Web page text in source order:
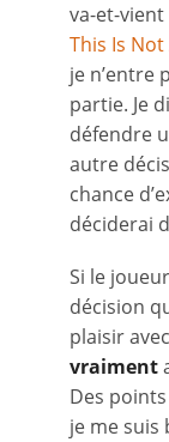
va-et-vient
This Is
je n’entre
partie. Je
défendre
autre
chance
déciderai
Si le
décision
plaisir
vraiment
Des
je me